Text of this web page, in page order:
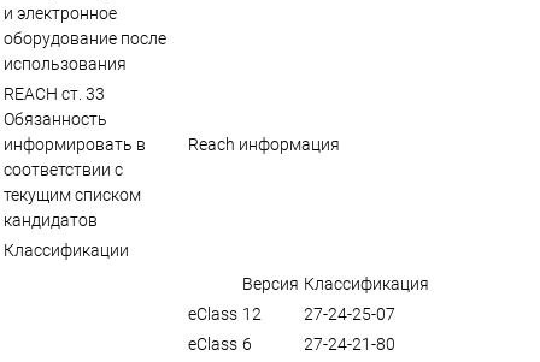
и электронное
оборудование после
использования
REACH ст. 33
Обязанность
информировать в
соответствии с
текущим списком
кандидатов
Reach информация
Классификации
Версия Классификация
eClass 12
27-24-25-07
eClass 6
27-24-21-80